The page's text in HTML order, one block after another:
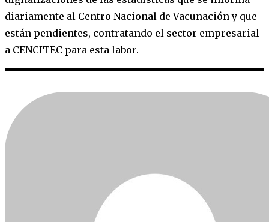
diariamente al Centro Nacional de Vacunación y que
están pendientes, contratando el sector empresarial
a CENCITEC para esta labor.